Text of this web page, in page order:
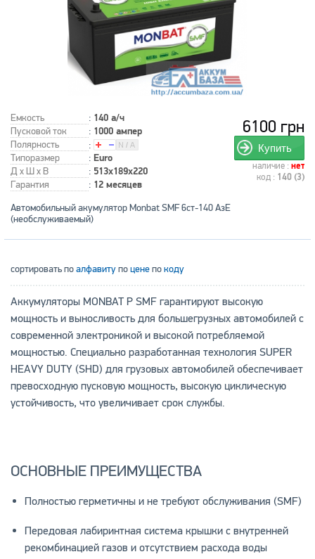
Емкость : 140 а/ч
Пусковой ток : 1000 ампер
Полярность
:
Типоразмер
: Euro
Д x Ш x В : 513x189x220
Гарантия : 12 месяцев
6100 грн
Купить
наличие : нет
код : 140 (3)
Автомобильный акумулятор Monbat SMF 6ст-140 АзЕ
(необслуживаемый)
сортировать поалфавитупоценепокоду
Аккумуляторы MONBAT P SMF гарантируют высокую
мощность и выносливость для большегрузных автомобилей с
современной электроникой и высокой потребляемой
мощностью. Cпециально разработанная технология SUPER
HEAVY DUTY (SHD) для грузовых автомобилей обеспечивает
превосходную пусковую мощность, высокую циклическую
устойчивость, что увеличивает срок службы.
ОСНОВНЫЕ ПРЕИМУЩЕСТВА
Полностью герметичны и не требуют обслуживания (SMF)
Передовая лабиринтная система крышки с внутренней
рекомбинацией газов и отсутствием расхода воды